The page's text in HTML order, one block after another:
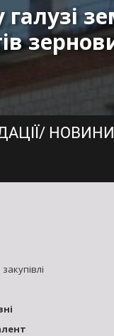
НОВИНИ